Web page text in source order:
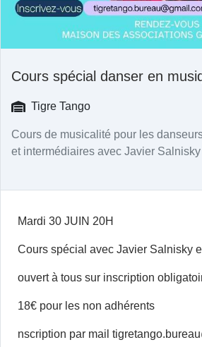
Cours spécial danser en
Tigre Tango
Cours de musicalité pour les
et intermédiaires avec Javier
Mardi 30 JUIN 20H
Cours spécial avec Javier Salnisky
ouvert à tous sur inscription
18€ pour les non adhérents
nscription par mail